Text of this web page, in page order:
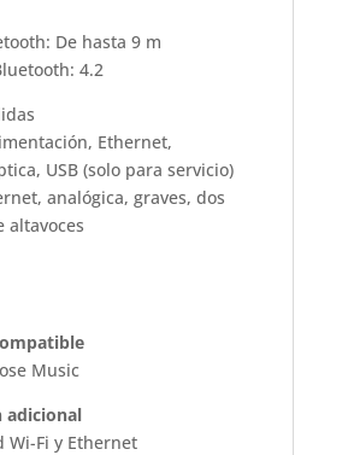
De hasta 9 m
4.2
Ethernet,
USB (solo para servicio)
analógica, graves, dos
altavoces
Music
adicional
Wi-Fi y Ethernet